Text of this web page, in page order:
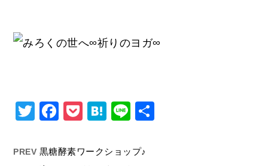
Twitter
Facebook
Pocket
Hatena
Line
PREV 黒糖酵素ワークショップ♪